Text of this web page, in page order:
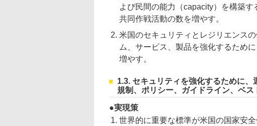
よび民間の能力（capacity）を構築
共同作戦活動の数を増やす。
米国のセキュリティとレジリエンス
ム、サービス、製品を強化するため
増やす。
1.3. セキュリティを強化するために、
規制、ポリシー、ガイドライン、ベ
実現策
世界的に重要な標準が米国の国家安